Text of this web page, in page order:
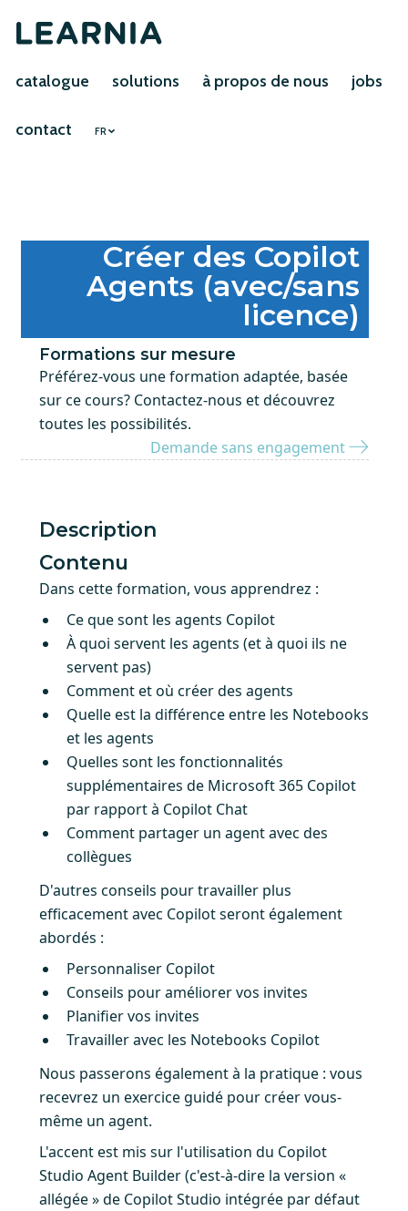
catalogue solutions à propos de nous jobs
contact FR
Créer des Copilot
Agents (avec/sans
licence)
Formations sur mesure
Préférez-vous une formation adaptée, basée
sur ce cours? Contactez-nous et découvrez
toutes les possibilités.
Demande sans engagement
Description
Contenu
Dans cette formation, vous apprendrez :
Ce que sont les agents Copilot
À quoi servent les agents (et à quoi ils ne
servent pas)
Comment et où créer des agents
Quelle est la différence entre les Notebooks
et les agents
Quelles sont les fonctionnalités
supplémentaires de Microsoft 365 Copilot
par rapport à Copilot Chat
Comment partager un agent avec des
collègues
D'autres conseils pour travailler plus
efficacement avec Copilot seront également
abordés :
Personnaliser Copilot
Conseils pour améliorer vos invites
Planifier vos invites
Travailler avec les Notebooks Copilot
Nous passerons également à la pratique : vous
recevrez un exercice guidé pour créer vous-
même un agent.
L'accent est mis sur l'utilisation du Copilot
Studio Agent Builder (c'est-à-dire la version «
allégée » de Copilot Studio intégrée par défaut